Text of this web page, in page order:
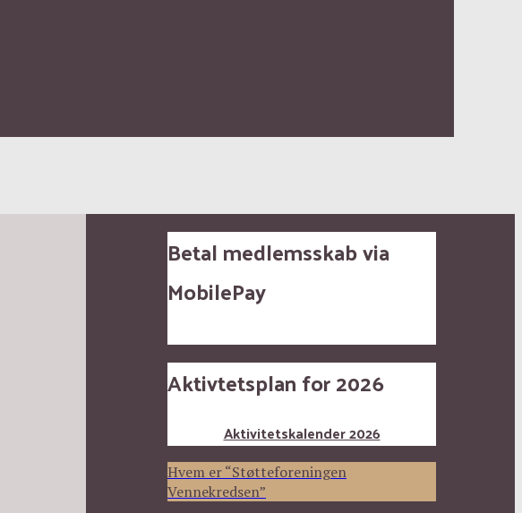
Betal medlemsskab via
MobilePay
Aktivtetsplan for 2026
Aktivitetskalender 2026
Hvem er “Støtteforeningen
Vennekredsen”